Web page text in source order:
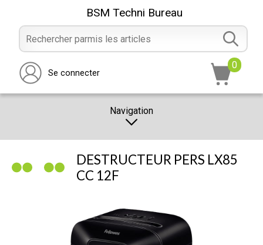
BSM Techni Bureau
Se connecter
0
Navigation
PROMOTION
NOUS CONTACTER
RÉALISATION
DESTRUCTEUR PERS LX85
CC 12F